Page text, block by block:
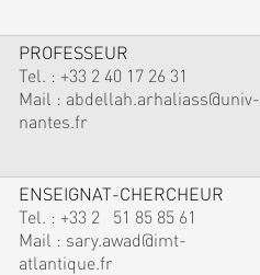
PROFESSEUR
Tel. : +33 2 40 17 26 31
Mail : abdellah.arhaliass@univ-
nantes.fr
ENSEIGNAT-CHERCHEUR
Tel. : +33 2 51 85 85 61
Mail : sary.awad@imt-
atlantique.fr